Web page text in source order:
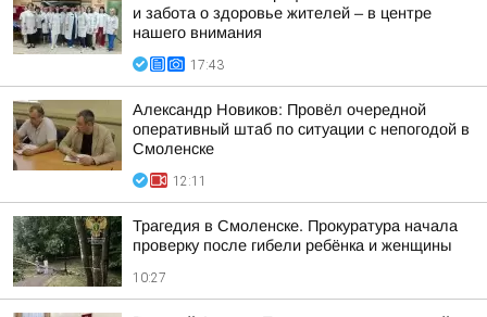
и забота о здоровье жителей – в центре
нашего внимания
17:43
Александр Новиков: Провёл очередной
оперативный штаб по ситуации с непогодой в
Смоленске
12:11
Трагедия в Смоленске. Прокуратура начала
проверку после гибели ребёнка и женщины
10:27